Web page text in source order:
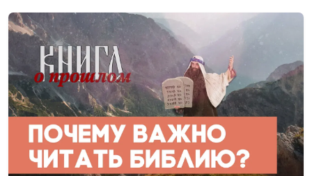
перевода Библии им. М. П.
Кулакова, Е. Мирошникова,
доктор философских наук, Н.
Гузов
Библейские
истории о
жестокости
людей
Виктор Ляху, кандидат
филологических наук, старший
научный сотрудник Института
перевода Библии им. М.П.
Кулакова , А. Богданенков,
#48